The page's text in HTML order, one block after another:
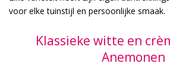
voor elke tuinstijl en persoonlijke smaak.
Klassieke witte en
Anemonen